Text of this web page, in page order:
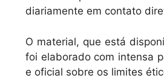
A
p
p
b
o
k
diariamente em contato
O material, que está
foi elaborado com intensa
e oficial sobre os limites